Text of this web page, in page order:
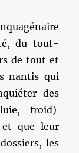
du tout-
de tout et
nantis qui
des
froid)
et que leur
les